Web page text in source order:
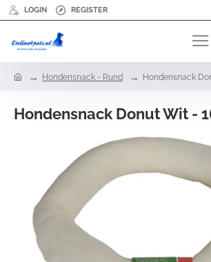
LOGIN REGISTER
e
Hondensnack - Rund Hondensnack
Hondensnack Donut Wit -